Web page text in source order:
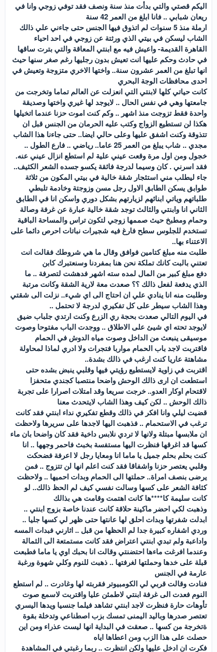
اليكم قصتي والتي بدأت منذ سنة ونصف فقد توفي زوجي وانا في
ريعان شبابي .. فانا ابلغ من العمر 42 سنة
ارملة منذ 5 سنوات لم اتذوق فيها الجنس حتى جاءني علي ذالك
الشاب ليسكن في بيتي الذي ورثتة عن زوجي في احد احياء
القاهرة القديمة- واعيش فيه مع ابنتي المعاقة والتي بترت ساقها
في حادث وحكم عليها انت تعيش بدون رجليها رغم صغر سنها حيث
انها تبلغ من العمر عشرون سنة.. واختها الاخري متزوجة وتعيش في
احدى محافظات الوجة البحري
كانت حياتي كلها لابنتي التي انعزلت عن العالم تماما وتخرجت من
جامعتها وهي في نفس الحال .. لايوجد لها غيري واختها وصديقة
واحدة فقط تزوجت منذ اشهر .. وكم كنت اموت حزنا عندما اتخيلها
هكذا لن تستطيع الزواج وكتب عليه الحرمان من الجنس قبل ان
تتذوقة وكنت اشفق عليها وعلى حالي ايضا.. حتى جاءنا هذا الشاب
مجدي .. شاب يبلغ من العمر 25 عاما.. رياضي .. فارع الطول ..
خجول ومن اول مرة وقعت عيني علية لم استطع انزال عيني عنه.
فقد اسرني . كان وسيما لدرجة فائقة يكسو جسده الشعر الكثيف..
جاء ليطلب مني استئجار شقة خالية في بيتي المكون من ثلاثة
طوابق يسكن الطابق الاول رجل مسن وزوجتة وخادمة تلبطي
طلباتهم وياتي ابنائهم لزيارتهم بشكل دوري واسكن انا في الطابق
الثاني انا وابنتي والثالث توجد شقة خالية عبارة عن غرفة وصالة
وحمام ومطبخ حيث صممها زوجي لتكون تراس والمساحة الباقية
تستخدم للجلوس سطح فارغ فيه شجيرات نباتات احرص دائما على
الاعتناء بها..
طلبت منه مبلغ كتامين فوافق وقال ما هي شروطك فقالت انت
تعتني بالبت كانك تملكة نحن هنا بمفردنا وسنعتبرك كابن
دفع مبلغ كبير من المال لمده سته اشهر فدهشت لتصرفة .. ما
الذي يدفعة لفعل ذالك ؟؟ صعدت معة لارية الشقة وكانت مرتبة
وطلبت منه انا ينادي علي ان احتاج الى اي شيء.. نزلت الى شقتي
وهذا الشاب سيطر على كل تفكيري لدرجة لا تحتمل ..
في اليوم التالي صعدت بحجة ري الزرع وكنت ارتدي جلباب ضيق
لايوجد تحته اي شيئ على الاطلاق .. ووجدت الباب مفتوحا وصوت
موسيقى ينبعث من الداخل وصوت مياه الدوش في الحمام
فاقتربت لاجد باب الحمام مواربا فتجرات ولا ادري لماذا لمحاولة
مشاهتة عاريا كنت ارغب في ذالك بشدة..
اقتربت في زاوية لايستطيع رؤيتي فيها وقلبي ينبض بشده حتى
استطعت ان ارى ذالك الوحش واضحا منتصبا كجندي متحفزا
لاقتحام اوكار العدو.. خرجت سريعا وقد امتلات اصرارا على تجربة
ذالك الوحش .. لكن كيف وهذا الشاب لايتحدث معنا
قضيت ليلي وانا افكر في ذالك وقطع تفكيري نداء ابنتي فقد كانت
ترغب في الاستحمام .. فذهبت اليها لاجدها على سريرها ولاحظت
ان ملابسها مبتلة ولانها لا تردي نلابس داخية فقد كان واضحا بان ماء
كسها قد اغرقها فنظرت اليها مستفسة بخبث فاحمر وجهها .. انا
كنت بحلم بحلم جميل يا ماما انا ومعايا رجل لا اعرفة فضحكت
وقلبي يعتصر حزنا واشفاقا فقد كنت اعلم انها لن تتزوج .. فمن
يرضى بنصف امراة.. حملتها الى الحمام وبدات احميها .. ولاحظت
كثافة الشعر على كسها وسالت نفسي كيف لم الحظ ذالك.. لو
كانت سليمة كا****ها كانت اهتمت وقامت هي بذالك
وذهبت لكي احضر ماكينة حلاقة كانت عندنا خاصة بزوج ابنتي ..
ابدلت شفرتها وبدات احلق لها عانتها حتى ظهر لي كسها جليا ..
وردي اشفاره كبيرة جدا لم الحظها من قبل .. اثارني فبدات المسه
واداعبة ولم تبدي ابنتي اعتراض فقد كانت مستمتعة الى الثمالة
وعندما افرغت ماءها احتضنتي وقالت انا بحبك اوي يا ماما فطبعت
قبلة على خدها وحملتها لغرفتها .. ذهبت للنوم وكلي شهوة ورغبة
عارمة في الجنس
فنادت وقالت قربي لي الكومبيوتر فقربته لها وغادرت .. لم استطع
النوم فعدت الى غرفة ابنتي لاطمئن عليا واقتربت لاسمع صوت
تأوهات حارة فنظرت لاجد ابنتي تشاهد فيلما جنسيا ويدها اليسري
تعتصر صدرها وباليد اليمنى تمسك بزب اصطناعي وتدخلة بقوة
ةتخرجة من كسها .. صعقت في البداية انها ليست عذراء ومن اين
حصلت على هذا الزب ومن اعطاها اياه
فكرت ان ادخل عليها ولكن انتظرت .. ربما رغبتي في المشاهدة